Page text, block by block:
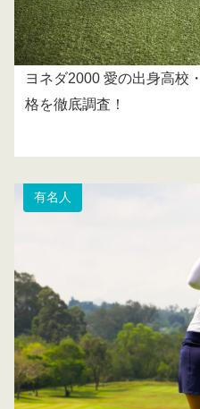
ヨネダ2000 愛の出身高校
格を徹底調査！
有名人